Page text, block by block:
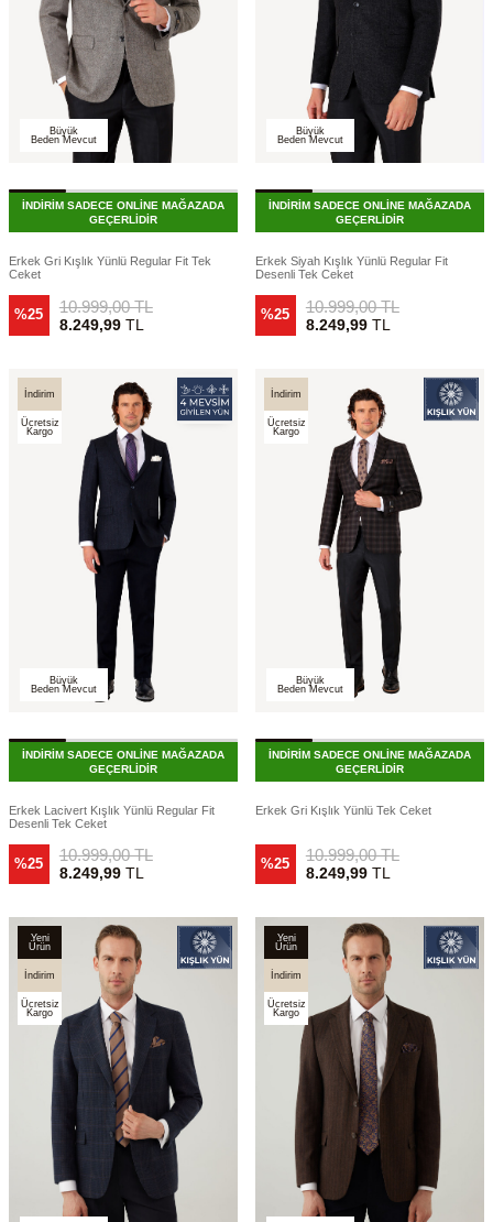
Büyük
Beden Mevcut
İNDİRİM SADECE ONLİNE MAĞAZADA
GEÇERLİDİR
Erkek Gri Kışlık Yünlü Regular Fit Tek
Ceket
%25 10.999,00TL
8.249,99TL
Büyük
Beden Mevcut
İNDİRİM SADECE ONLİNE MAĞAZADA
GEÇERLİDİR
Erkek Siyah Kışlık Yünlü Regular Fit
Desenli Tek Ceket
%25 10.999,00TL
8.249,99TL
İndirim
Ücretsiz
Kargo
Büyük
Beden Mevcut
İNDİRİM SADECE ONLİNE MAĞAZADA
GEÇERLİDİR
Erkek Lacivert Kışlık Yünlü Regular Fit
Desenli Tek Ceket
%25 10.999,00TL
8.249,99TL
İndirim
Ücretsiz
Kargo
Büyük
Beden Mevcut
İNDİRİM SADECE ONLİNE MAĞAZADA
GEÇERLİDİR
Erkek Gri Kışlık Yünlü Tek Ceket
%25 10.999,00TL
8.249,99TL
Yeni
Ürün
İndirim
Ücretsiz
Kargo
Yeni
Ürün
İndirim
Ücretsiz
Kargo